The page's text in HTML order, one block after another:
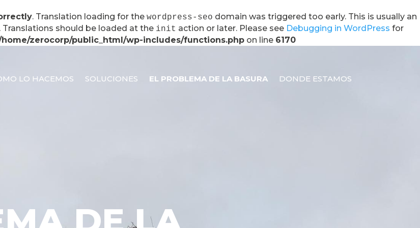
. Translation loading for the wordpress-seo domain was triggered too early. This is usually an
should be loaded at the init action or later. Please see Debugging in WordPress for
zerocorp/public_html/wp-includes/functions.php on line 6170
LO HACEMOS SOLUCIONES EL PROBLEMA DE LA BASURA DONDE ESTAMOS